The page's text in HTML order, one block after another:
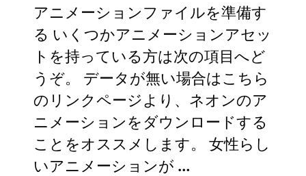
アニメーションファイルを準備す
る いくつかアニメーションアセッ
トを持っている方は次の項目へど
うぞ。 データが無い場合はこちら
のリンクページより、ネオンのア
ニメーションをダウンロードする
ことをオススメします。 女性らし
いアニメーションが …